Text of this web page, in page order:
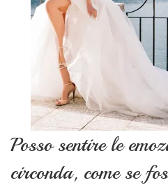
Posso sentire le
circonda, come se